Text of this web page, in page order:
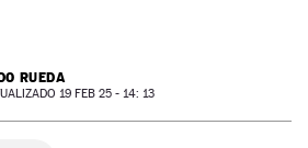
RUEDA
19 FEB 25 - 14: 13